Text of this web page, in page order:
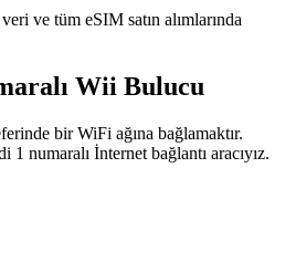
ve tüm eSIM satın alımlarında
Wii Bulucu
bir WiFi ağına bağlamaktır.
1 numaralı İnternet bağlantı aracıyız.